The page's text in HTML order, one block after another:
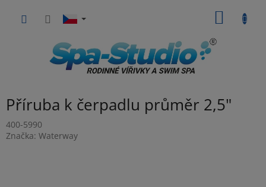
Příruba k čerpadlu průměr 2,5"
400-5990
Značka: Waterway